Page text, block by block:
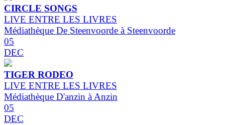
CIRCLE SONGS
LIVE ENTRE LES LIVRES
Médiathèque De Steenvoorde à Steenvoorde
05
DEC
TIGER RODEO
LIVE ENTRE LES LIVRES
Médiathèque D'anzin à Anzin
05
DEC